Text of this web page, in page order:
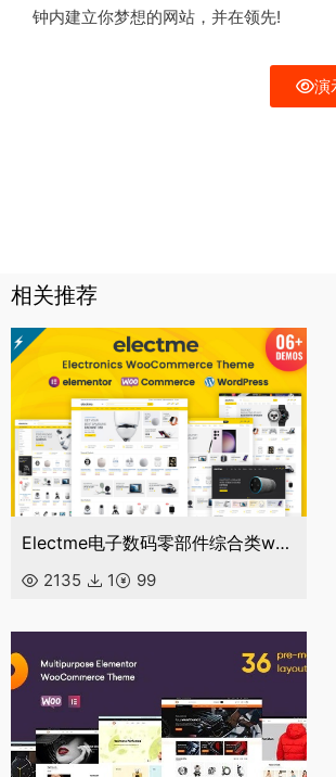
钟内建立你梦想的网站，并在领先!
演
相关推荐
Electme电子数码零部件综合类wordpress主题商城外贸跨境电商源码
2135 1 99